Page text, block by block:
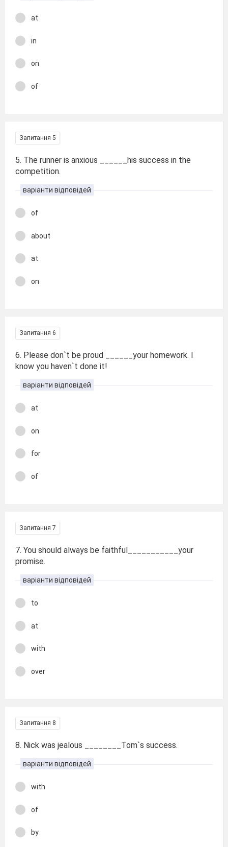
at
in
on
of
Запитання 5
5. The runner is anxious ______his success in the
competition.
варіанти відповідей
of
about
at
on
Запитання 6
6. Please don`t be proud ______your homework. I
know you haven`t done it!
варіанти відповідей
at
on
for
of
Запитання 7
7. You should always be faithful___________your
promise.
варіанти відповідей
to
at
with
over
Запитання 8
8. Nick was jealous ________Tom`s success.
варіанти відповідей
with
of
by